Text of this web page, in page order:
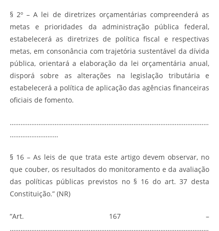
§ 2º – A lei de diretrizes orçamentárias compreenderá as
metas e prioridades da administração pública federal,
estabelecerá as diretrizes de política fiscal e respectivas
metas, em consonância com trajetória sustentável da dívida
pública, orientará a elaboração da lei orçamentária anual,
disporá sobre as alterações na legislação tributária e
estabelecerá a política de aplicação das agências financeiras
oficiais de fomento.
…………………………………………………………………………………………………
………………………
§ 16 – As leis de que trata este artigo devem observar, no
que couber, os resultados do monitoramento e da avaliação
das políticas públicas previstos no § 16 do art. 37 desta
Constituição.” (NR)
“Art. 167 –
…………………………………………………………………………………………………